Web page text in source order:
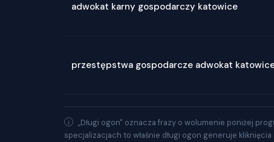
adwokat karny gospodarczy katowice
przestępstwa gospodarcze adwokat
„Długi ogon" oznacza frazy o wolumenie poniżej
specjalizacjach to właśnie długi ogon generuje